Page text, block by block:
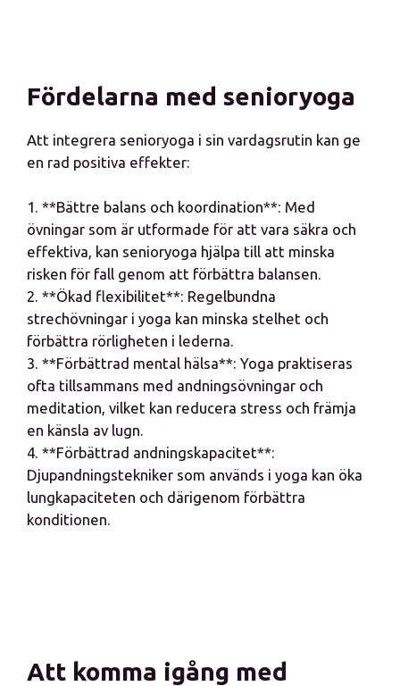
Fördelarna med senioryoga
Att integrera senioryoga i sin vardagsrutin kan ge
en rad positiva effekter:
1. **Bättre balans och koordination**: Med
övningar som är utformade för att vara säkra och
effektiva, kan senioryoga hjälpa till att minska
risken för fall genom att förbättra balansen.
2. **Ökad flexibilitet**: Regelbundna
strechövningar i yoga kan minska stelhet och
förbättra rörligheten i lederna.
3. **Förbättrad mental hälsa**: Yoga praktiseras
ofta tillsammans med andningsövningar och
meditation, vilket kan reducera stress och främja
en känsla av lugn.
4. **Förbättrad andningskapacitet**:
Djupandningstekniker som används i yoga kan öka
lungkapaciteten och därigenom förbättra
konditionen.
Att komma igång med